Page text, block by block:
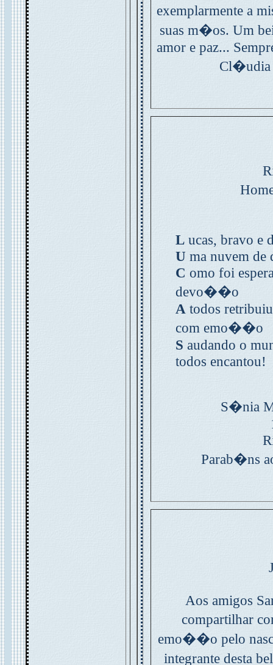
exemplarmente a
suas m�os. Um
amor e paz...
Cl�udia
L ucas, bravo e
U ma nuvem de
C omo foi
devo��o
A todos
com emo��o
S audando o
todos encantou!
S�nia
Parab�ns
Aos amigos
compartilhar
emo��o pelo
integrante desta